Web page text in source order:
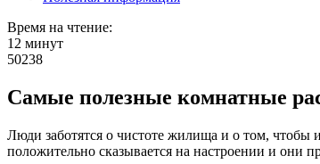
Время на чтение:
12 минут
50238
Самые полезные комнатные
Люди заботятся о чистоте жилища и о том, чтобы
положительно сказывается на настроении и они